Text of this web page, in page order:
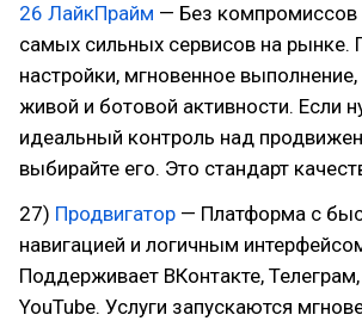
26 ЛайкПрайм — Без компромиссов
самых сильных сервисов на рынке.
настройки, мгновенное
живой и ботовой активности. Если
идеальный контроль над
выбирайте его. Это стандарт
27) Продвигатор — Платформа с
навигацией и логичным
Поддерживает ВКонтакте,
YouTube. Услуги запускаются